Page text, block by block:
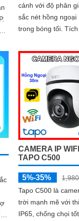
cảnh với độ phân
sắc nét hồng
trong bóng tối. Tích hợp AI phát hiện
thanh ánh sáng
CAMERA IP
TAPO C500
5%-35%
Tapo C500 là
trời mạnh mẽ với
IP65, chống chọi